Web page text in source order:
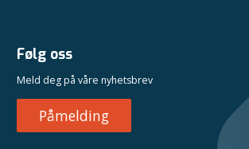
Følg oss
Meld deg på våre nyhetsbrev
Påmelding